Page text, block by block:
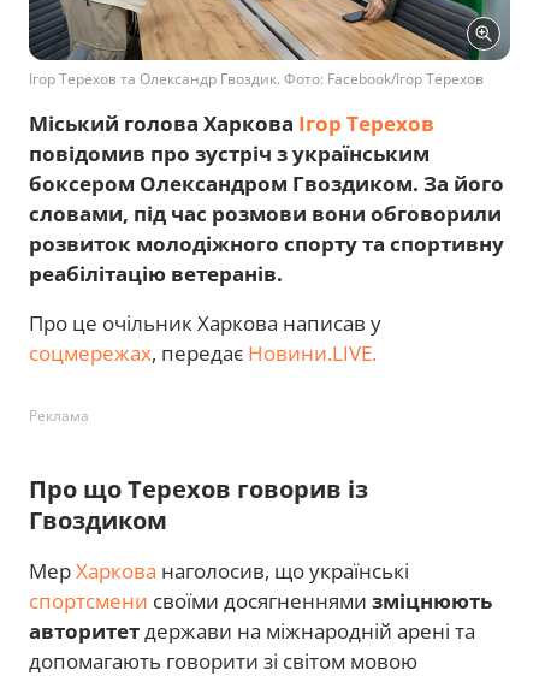
Ігор Терехов та Олександр Гвоздик. Фото: Facebook/Ігор Терехов
Міський голова Харкова Ігор Терехов
повідомив про зустріч з українським
боксером Олександром Гвоздиком. За його
словами, під час розмови вони обговорили
розвиток молодіжного спорту та спортивну
реабілітацію ветеранів.
Про це очільник Харкова написав у
соцмережах, передає Новини.LIVE.
Реклама
Про що Терехов говорив із
Гвоздиком
МерХаркова наголосив, що українські
спортсмени своїми досягненнями зміцнюють
авторитетдержави на міжнародній арені та
допомагають говорити зі світом мовою